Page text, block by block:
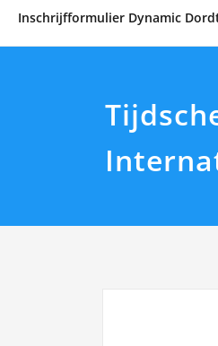
Inschrijfformulier Dynamic